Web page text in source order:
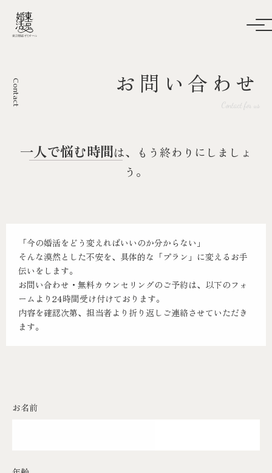
Contact お問い合わせ
Contact for us
一人で悩む時間は、もう終わりにしましょ
う。
「今の婚活をどう変えればいいのか分からない」
そんな漠然とした不安を、具体的な「プラン」に変えるお手
伝いをします。
お問い合わせ・無料カウンセリングのご予約は、以下のフォ
ームより24時間受け付けております。
内容を確認次第、担当者より折り返しご連絡させていただき
ます。
お名前